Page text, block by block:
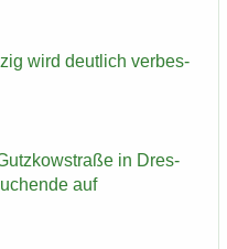
wird deut­lich ver­bes­
in Dres­
auf